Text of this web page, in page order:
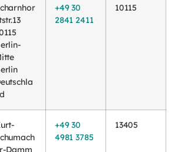
+49 30
2841 2411
10115
Damm
+49 30
4981 3785
13405